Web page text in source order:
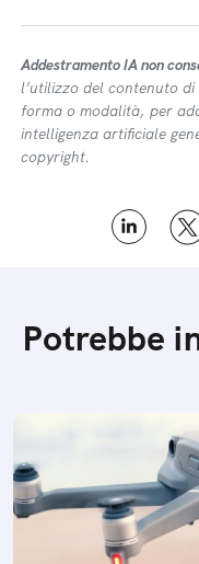
Addestramento IA non
l’utilizzo del contenuto
forma o modalità, per
intelligenza artificiale
copyright.
Potrebbe